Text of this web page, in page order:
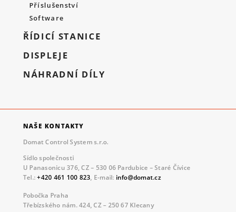
Příslušenství
Software
ŘÍDICÍ STANICE
DISPLEJE
NÁHRADNÍ DÍLY
NAŠE KONTAKTY
Domat Control System s.r.o.
Sídlo společnosti
U Panasonicu 376, CZ – 530 06 Pardubice – Staré Čívice
Tel.:+420 461 100 823, E-mail: info@domat.cz
Pobočka Praha
Třebízského nám. 424, CZ – 250 67 Klecany